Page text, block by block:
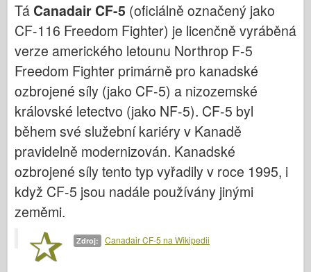
Akademie
Modely es
Klub AFV
Airfix
Letectvo
Černý pes
Bronco
Kybernetický koníček
Dnepromodel
TáCanadair CF-5 (oficiálně označený jako
CF-116 Freedom Fighter) je licenčně vyráběná
verze amerického letounu Northrop F-5
Freedom Fighter primárně pro kanadské
ozbrojené síly (jako CF-5) a nizozemské
královské letectvo (jako NF-5). CF-5 byl
během své služební kariéry v Kanadě
pravidelně modernizován. Kanadské
ozbrojené síly tento typ vyřadily v roce 1995, i
když CF-5 jsou nadále používány jinými
zeměmi.
Zdroj: Canadair CF-5 na Wikipedii